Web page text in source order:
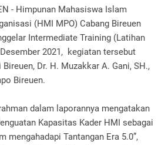
- Himpunan Mahasiswa Islam
(HMI MPO) Cabang Bireuen
Intermediate Training (Latihan
2021, kegiatan tersebut
Dr. H. Muzakkar A. Gani, SH.,
Bireuen.
dalam laporannya mengatakan
Kapasitas Kader HMI sebagai
mengahadapi Tantangan Era 5.0”,